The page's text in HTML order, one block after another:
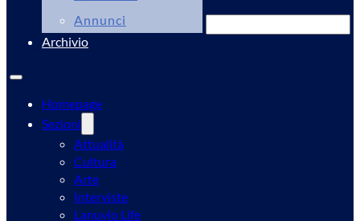
Annunci
Archivio
Homepage
Sezioni
Attualità
Cultura
Arte
Interviste
Lanuvio Life